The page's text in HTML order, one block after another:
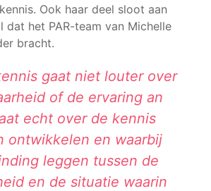
Ook haar deel sloot aan
dat het PAR-team van Michelle
bracht.
gaat niet louter over
of de ervaring an
echt over de kennis
ontwikkelen en waarbij
leggen tussen de
en de situatie waarin